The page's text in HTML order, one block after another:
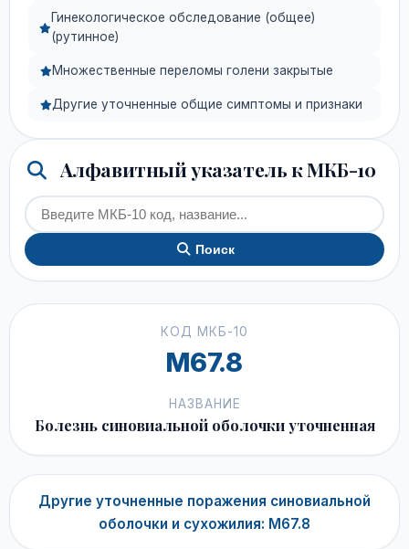
Гинекологическое обследование (общее)
(рутинное)
Множественные переломы голени закрытые
Другие уточненные общие симптомы и признаки
Алфавитный указатель к МКБ-10
Поиск
КОД МКБ-10
M67.8
НАЗВАНИЕ
Болезнь синовиальной оболочки уточненная
Другие уточненные поражения синовиальной
оболочки и сухожилия: M67.8